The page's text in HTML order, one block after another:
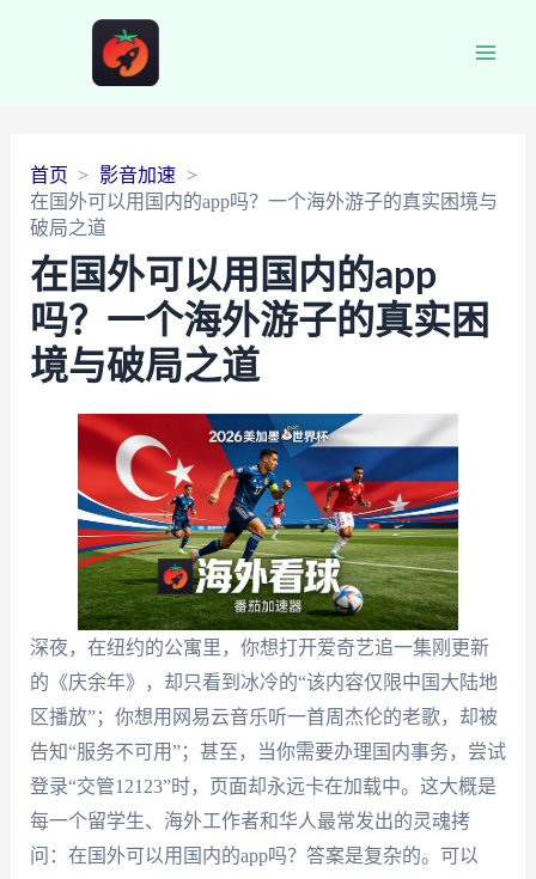
首页
影音加速
在国外可以用国内的app吗？一个海外游子的真实困境与
破局之道
在国外可以用国内的app
吗？一个海外游子的真实困
境与破局之道
深夜，在纽约的公寓里，你想打开爱奇艺追一集刚更新
的《庆余年》，却只看到冰冷的“该内容仅限中国大陆地
区播放”；你想用网易云音乐听一首周杰伦的老歌，却被
告知“服务不可用”；甚至，当你需要办理国内事务，尝试
登录“交管12123”时，页面却永远卡在加载中。这大概是
每一个留学生、海外工作者和华人最常发出的灵魂拷
问：在国外可以用国内的app吗？答案是复杂的。可以